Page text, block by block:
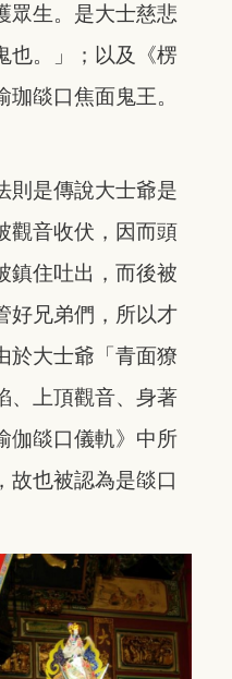
眾生。是大士慈悲
也。」；以及《楞
燄口焦面鬼王。
則是傳說大士爺是
觀音收伏，因而頭
鎮住吐出，而後被
好兄弟們，所以才
於大士爺「青面獠
、上頂觀音、身著
伽燄口儀軌》中所
故也被認為是燄口